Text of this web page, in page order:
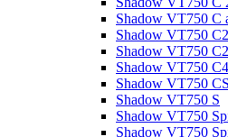
Shadow VT750 C
Shadow VT750
Shadow VT750
Shadow VT750
Shadow VT750
Shadow VT750 S
Shadow VT750
Shadow VT750